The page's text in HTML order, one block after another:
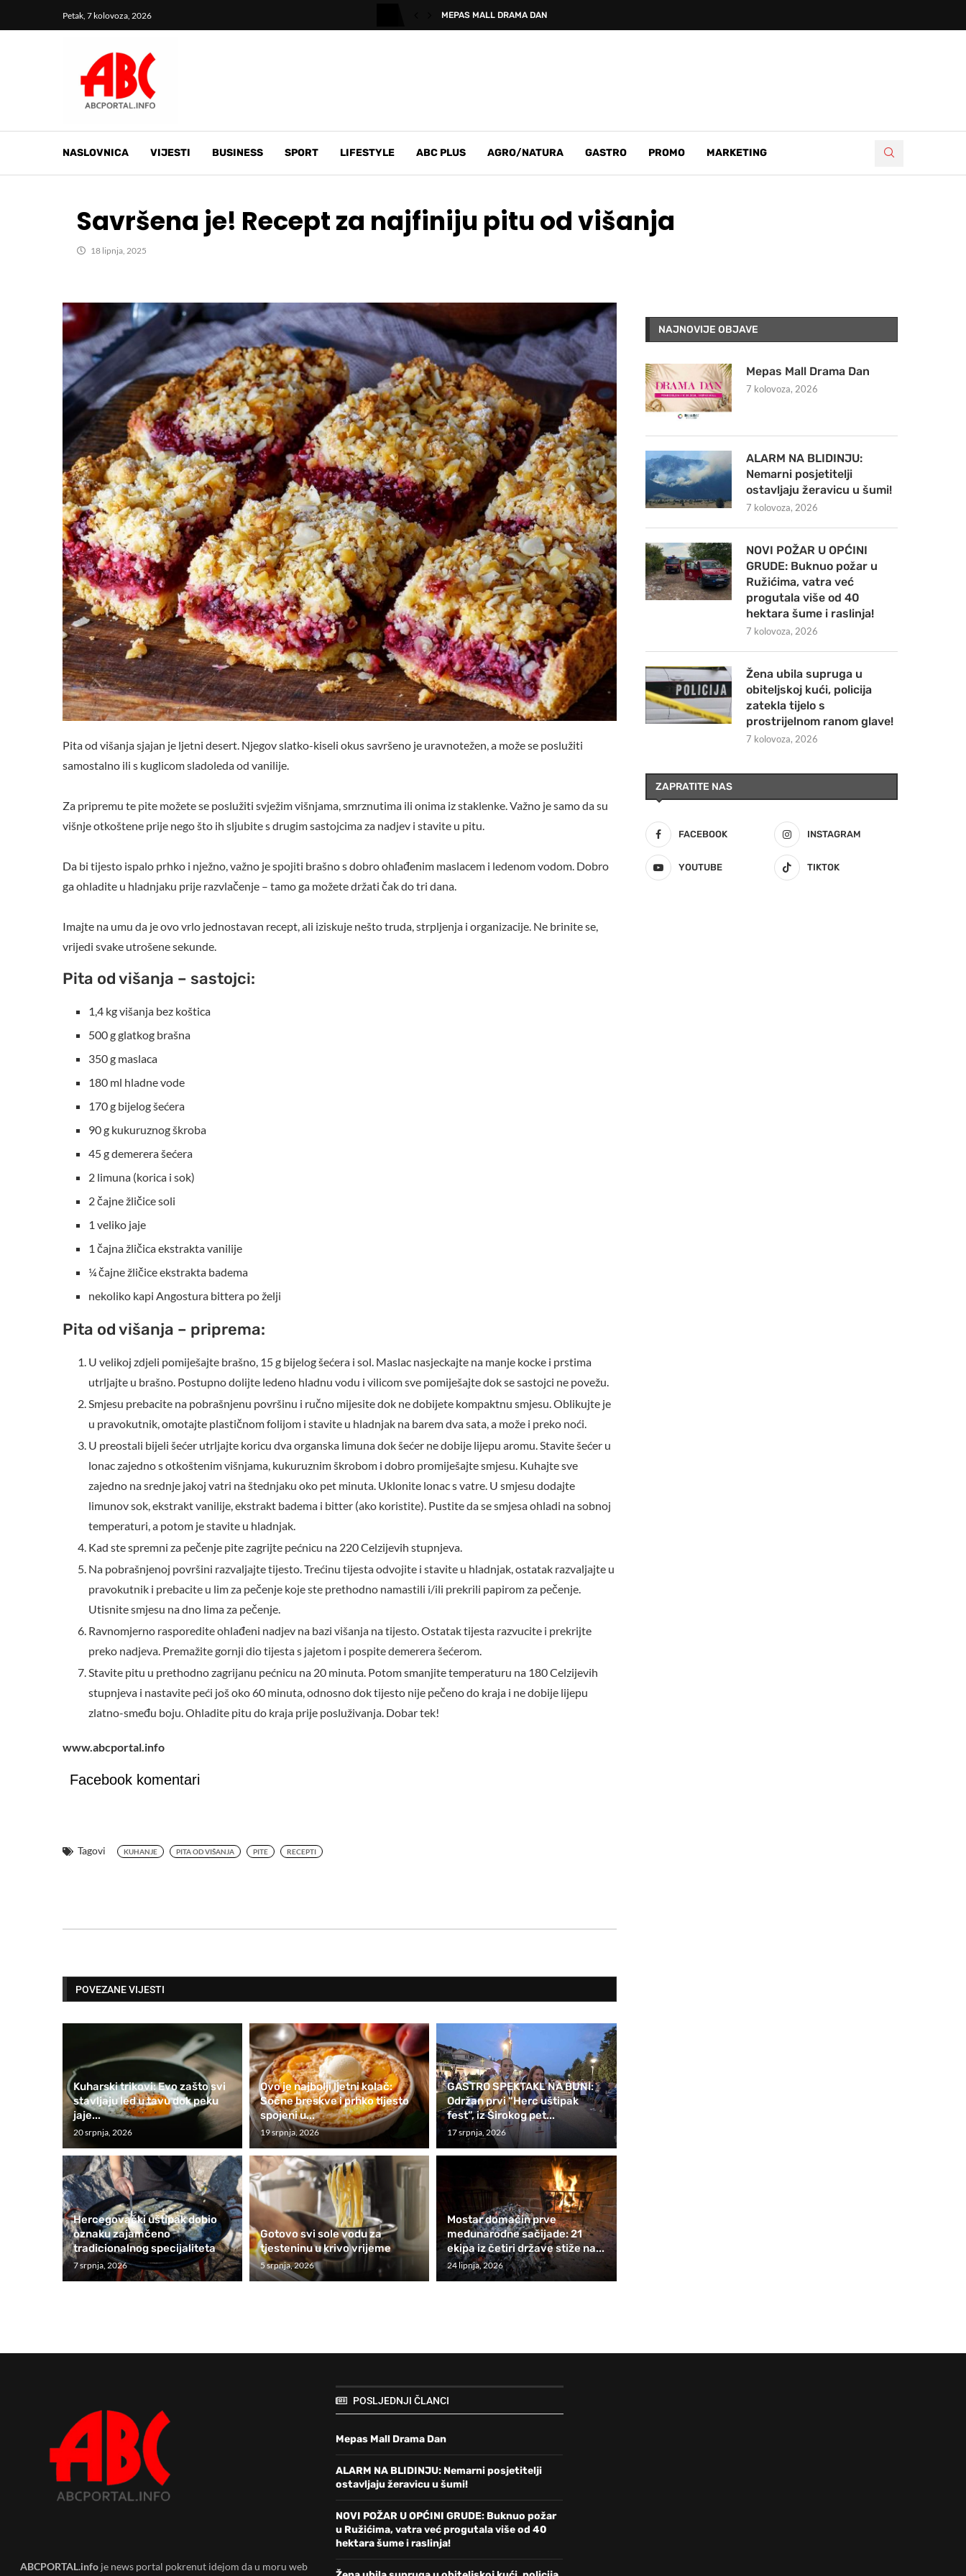
Petak, 7 kolovoza, 2026 MEPAS MALL DRAMA DAN
NASLOVNICA VIJESTI BUSINESS SPORT LIFESTYLE ABC PLUS AGRO/NATURA GASTRO PROMO MARKETING
Savršena je! Recept za najfiniju pitu od višanja
18 lipnja, 2025
Pita od višanja sjajan je ljetni desert. Njegov slatko-kiseli okus savršeno je uravnotežen, a može se poslužiti
samostalno ili s kuglicom sladoleda od vanilije.
Za pripremu te pite možete se poslužiti svježim višnjama, smrznutima ili onima iz staklenke. Važno je samo da su
višnje otkoštene prije nego što ih sljubite s drugim sastojcima za nadjev i stavite u pitu.
Da bi tijesto ispalo prhko i nježno, važno je spojiti brašno s dobro ohlađenim maslacem i ledenom vodom. Dobro
ga ohladite u hladnjaku prije razvlačenje – tamo ga možete držati čak do tri dana.
Imajte na umu da je ovo vrlo jednostavan recept, ali iziskuje nešto truda, strpljenja i organizacije. Ne brinite se,
vrijedi svake utrošene sekunde.
Pita od višanja – sastojci:
1,4 kg višanja bez koštica
500 g glatkog brašna
350 g maslaca
180 ml hladne vode
170 g bijelog šećera
90 g kukuruznog škroba
45 g demerera šećera
2 limuna (korica i sok)
2 čajne žličice soli
1 veliko jaje
1 čajna žličica ekstrakta vanilije
¼ čajne žličice ekstrakta badema
nekoliko kapi Angostura bittera po želji
Pita od višanja – priprema:
U velikoj zdjeli pomiješajte brašno, 15 g bijelog šećera i sol. Maslac nasjeckajte na manje kocke i prstima
utrljajte u brašno. Postupno dolijte ledeno hladnu vodu i vilicom sve pomiješajte dok se sastojci ne povežu.
Smjesu prebacite na pobrašnjenu površinu i ručno mijesite dok ne dobijete kompaktnu smjesu. Oblikujte je
u pravokutnik, omotajte plastičnom folijom i stavite u hladnjak na barem dva sata, a može i preko noći.
U preostali bijeli šećer utrljajte koricu dva organska limuna dok šećer ne dobije lijepu aromu. Stavite šećer u
lonac zajedno s otkoštenim višnjama, kukuruznim škrobom i dobro promiješajte smjesu. Kuhajte sve
zajedno na srednje jakoj vatri na štednjaku oko pet minuta. Uklonite lonac s vatre. U smjesu dodajte
limunov sok, ekstrakt vanilije, ekstrakt badema i bitter (ako koristite). Pustite da se smjesa ohladi na sobnoj
temperaturi, a potom je stavite u hladnjak.
Kad ste spremni za pečenje pite zagrijte pećnicu na 220 Celzijevih stupnjeva.
Na pobrašnjenoj površini razvaljajte tijesto. Trećinu tijesta odvojite i stavite u hladnjak, ostatak razvaljajte u
pravokutnik i prebacite u lim za pečenje koje ste prethodno namastili i/ili prekrili papirom za pečenje.
Utisnite smjesu na dno lima za pečenje.
Ravnomjerno rasporedite ohlađeni nadjev na bazi višanja na tijesto. Ostatak tijesta razvucite i prekrijte
preko nadjeva. Premažite gornji dio tijesta s jajetom i pospite demerera šećerom.
Stavite pitu u prethodno zagrijanu pećnicu na 20 minuta. Potom smanjite temperaturu na 180 Celzijevih
stupnjeva i nastavite peći još oko 60 minuta, odnosno dok tijesto nije pečeno do kraja i ne dobije lijepu
zlatno-smeđu boju. Ohladite pitu do kraja prije posluživanja. Dobar tek!
www.abcportal.info
Facebook komentari
Tagovi KUHANJE PITA OD VIŠANJA PITE RECEPTI
POVEZANE VIJESTI
Kuharski trikovi: Evo zašto svi
stavljaju led u tavu dok peku
jaje...
20 srpnja, 2026
Ovo je najbolji ljetni kolač:
Sočne breskve i prhko tijesto
spojeni u...
19 srpnja, 2026
GASTRO SPEKTAKL NA BUNI:
Održan prvi “Herc uštipak
fest”, iz Širokog pet...
17 srpnja, 2026
Hercegovački uštipak dobio
oznaku zajamčeno
tradicionalnog specijaliteta
7 srpnja, 2026
Gotovo svi sole vodu za
tjesteninu u krivo vrijeme
5 srpnja, 2026
Mostar domaćin prve
međunarodne sačijade: 21
ekipa iz četiri države stiže na...
24 lipnja, 2026
NAJNOVIJE OBJAVE
Mepas Mall Drama Dan
7 kolovoza, 2026
ALARM NA BLIDINJU:
Nemarni posjetitelji
ostavljaju žeravicu u šumi!
7 kolovoza, 2026
NOVI POŽAR U OPĆINI
GRUDE: Buknuo požar u
Ružićima, vatra već
progutala više od 40
hektara šume i raslinja!
7 kolovoza, 2026
Žena ubila supruga u
obiteljskoj kući, policija
zatekla tijelo s
prostrijelnom ranom glave!
7 kolovoza, 2026
ZAPRATITE NAS
FACEBOOK INSTAGRAM
YOUTUBE TIKTOK
ABCPORTAL.info je news portal pokrenut idejom da u moru web
POSLJEDNJI ČLANCI
Mepas Mall Drama Dan
ALARM NA BLIDINJU: Nemarni posjetitelji
ostavljaju žeravicu u šumi!
NOVI POŽAR U OPĆINI GRUDE: Buknuo požar
u Ružićima, vatra već progutala više od 40
hektara šume i raslinja!